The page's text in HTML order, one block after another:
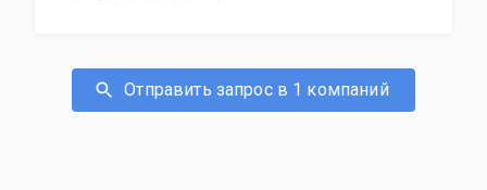
Отправить запрос в 1 компаний